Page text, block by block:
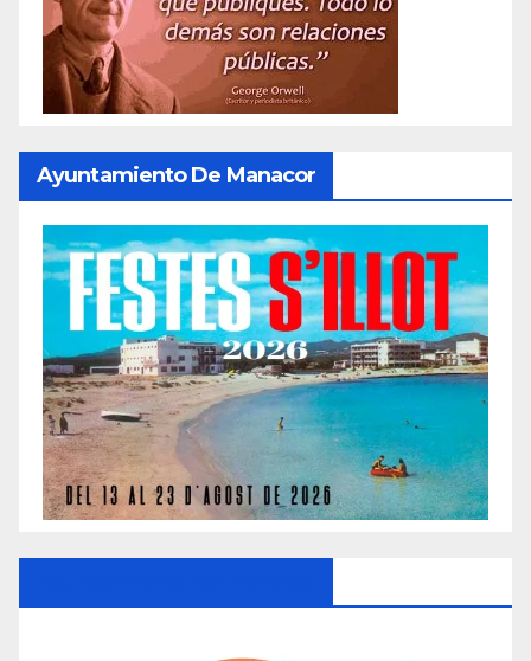
Ayuntamiento De Manacor